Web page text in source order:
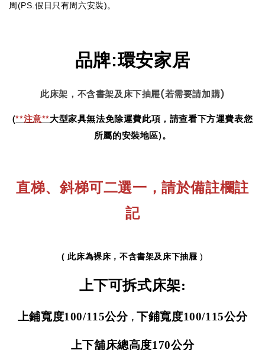
周(PS.假日只有周六安裝)。
品牌:環安家居
此床架，不含書架及床下抽屜(若需要請加購)
(**注意**大型家具無法免除運費此項，請查看下方運費表您
所屬的安裝地區)。
直梯、斜梯可二選一，請於備註欄註
記
( 此床為裸床，不含書架及床下抽屜 )
上下可拆式床架:
上鋪寬度100/115公分， 下鋪寬度100/115公分
上下舖床總高度170公分